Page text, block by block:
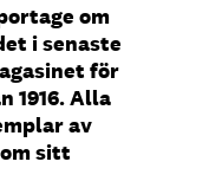
om
i senaste
för
1916. Alla
av
sitt